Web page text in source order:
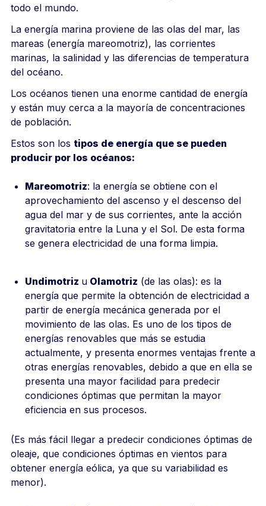
todo el mundo.
La energía marina proviene de las olas del mar, las
mareas (energía mareomotriz), las corrientes
marinas, la salinidad y las diferencias de temperatura
del océano.
Los océanos tienen una enorme cantidad de energía
y están muy cerca a la mayoría de concentraciones
de población.
Estos son los tipos de energía que se pueden
producir por los océanos:
Mareomotriz: la energía se obtiene con el
aprovechamiento del ascenso y el descenso del
agua del mar y de sus corrientes, ante la acción
gravitatoria entre la Luna y el Sol. De esta forma
se genera electricidad de una forma limpia.
Undimotriz u Olamotriz (de las olas): es la
energía que permite la obtención de electricidad a
partir de energía mecánica generada por el
movimiento de las olas. Es uno de los tipos de
energías renovables que más se estudia
actualmente, y presenta enormes ventajas frente a
otras energías renovables, debido a que en ella se
presenta una mayor facilidad para predecir
condiciones óptimas que permitan la mayor
eficiencia en sus procesos.
(Es más fácil llegar a predecir condiciones óptimas de
oleaje, que condiciones óptimas en vientos para
obtener energía eólica, ya que su variabilidad es
menor).